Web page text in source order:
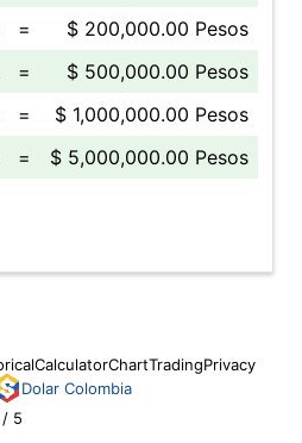
=
$ 200,000.00 Pesos
=
$ 500,000.00 Pesos
=
$ 1,000,000.00 Pesos
= $ 5,000,000.00 Pesos
CalculatorChartTradingPrivacy
Dolar Colombia
5